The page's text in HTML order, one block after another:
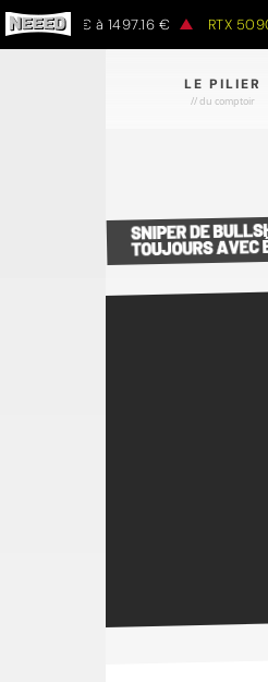
797.00 € à 1497.16 € RTX 5090 :
LE PILIER
// du comptoir